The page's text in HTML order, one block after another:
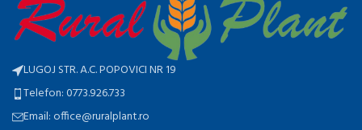
LUGOJ STR. A.C. POPOVICI NR 19
Telefon: 0773.926.733
Email: office@ruralplant.ro